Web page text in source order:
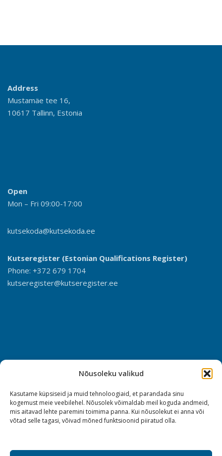
Nõusoleku valikud
Kasutame küpsiseid ja muid tehnoloogiaid, et parandada sinu
kogemust meie veebilehel. Nõusolek võimaldab meil koguda andmeid,
mis aitavad lehte paremini toimima panna. Kui nõusolekut ei anna või
võtad selle tagasi, võivad mõned funktsioonid piiratud olla.
Address
Mustamäe tee 16,
10617 Tallinn, Estonia
Open
Mon – Fri 09:00-17:00
kutsekoda@kutsekoda.ee
Kutseregister (Estonian Qualifications Register)
Phone: +372 679 1704
kutseregister@kutseregister.ee